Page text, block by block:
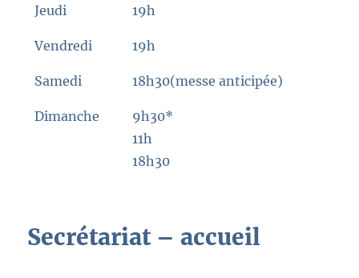
Jeudi 19h
Vendredi 19h
Samedi 18h30(messe anticipée)
Dimanche
9h30*
11h
18h30
Secrétariat – accueil